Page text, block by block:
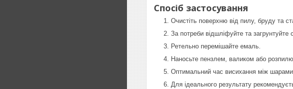
Спосіб застосування
Очистіть поверхню від пилу, бруду та
За потреби відшліфуйте та загрунтуйте
Ретельно перемішайте емаль.
Наносьте пензлем, валиком або
Оптимальний час висихання між
Для ідеального результату